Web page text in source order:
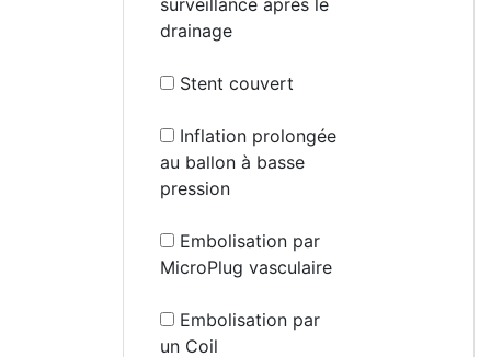
drainage
Stent couvert
Inflation prolongée
au ballon à basse
pression
Embolisation par
MicroPlug vasculaire
Embolisation par
un Coil